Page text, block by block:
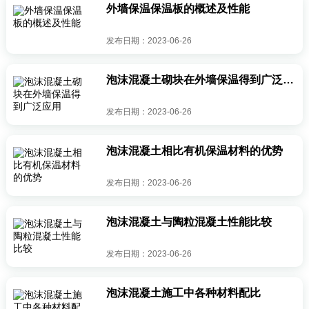
外墙保温保温板的概述及性能
发布日期：2023-06-26
泡沫混凝土砌块在外墙保温得到广泛应用
发布日期：2023-06-26
泡沫混凝土相比有机保温材料的优势
发布日期：2023-06-26
泡沫混凝土与陶粒混凝土性能比较
发布日期：2023-06-26
泡沫混凝土施工中各种材料配比